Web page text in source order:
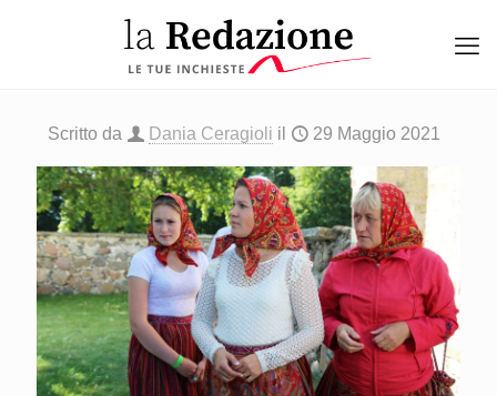
Scritto da Dania Ceragioli il 29 Maggio 2021